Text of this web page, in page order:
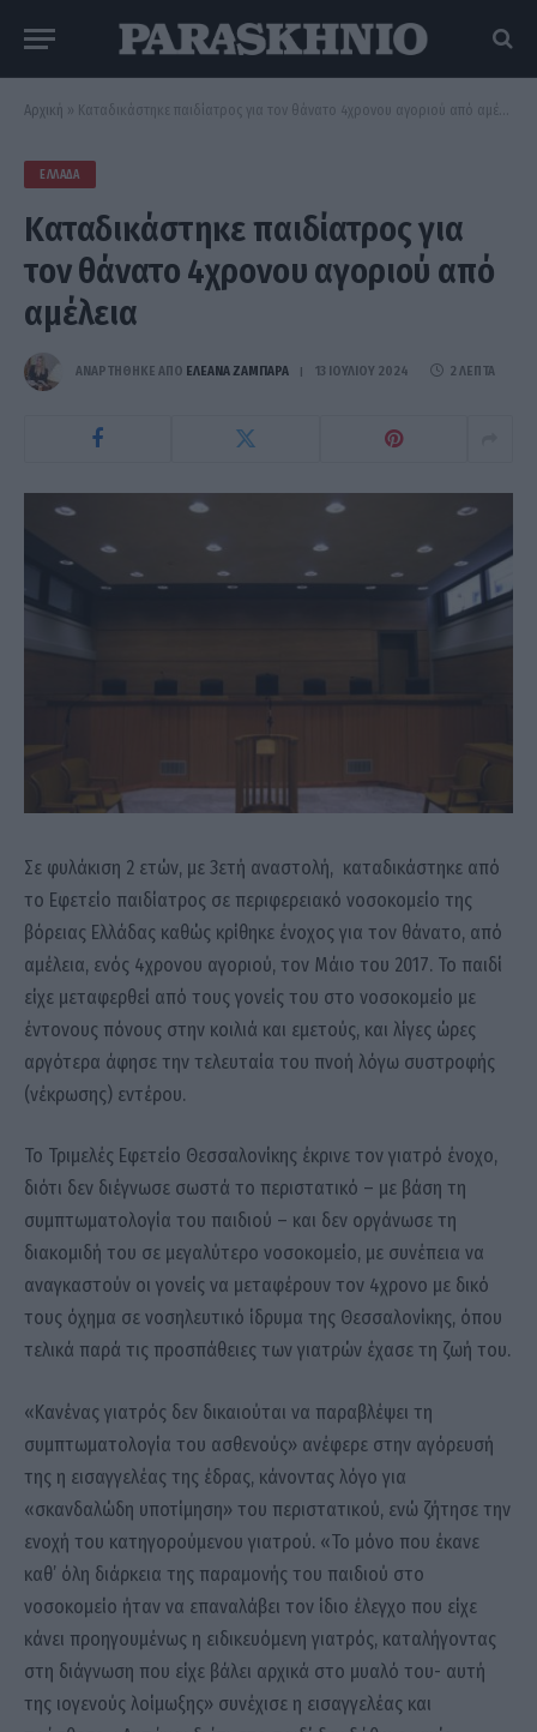
Αρχική » Καταδικάστηκε παιδίατρος για τον θάνατο 4χρονου αγοριού από αμέλεια
ΕΛΛΆΔΑ
Καταδικάστηκε παιδίατρος για
τον θάνατο 4χρονου αγοριού από
αμέλεια
ΑΝΑΡΤΗΘΗΚΕ ΑΠΟ ΕΛΕΑΝΑ ΖΑΜΠΑΡΑ 13 ΙΟΥΛΊΟΥ 2024 2 ΛΕΠΤΆ
Σε φυλάκιση 2 ετών, με 3ετή αναστολή, καταδικάστηκε από
το Εφετείο παιδίατρος σε περιφερειακό νοσοκομείο της
βόρειας Ελλάδας καθώς κρίθηκε ένοχος για τον θάνατο, από
αμέλεια, ενός 4χρονου αγοριού, τον Μάιο του 2017. Το παιδί
είχε μεταφερθεί από τους γονείς του στο νοσοκομείο με
έντονους πόνους στην κοιλιά και εμετούς, και λίγες ώρες
αργότερα άφησε την τελευταία του πνοή λόγω συστροφής
(νέκρωσης) εντέρου.
Το Τριμελές Εφετείο Θεσσαλονίκης έκρινε τον γιατρό ένοχο,
διότι δεν διέγνωσε σωστά το περιστατικό – με βάση τη
συμπτωματολογία του παιδιού – και δεν οργάνωσε τη
διακομιδή του σε μεγαλύτερο νοσοκομείο, με συνέπεια να
αναγκαστούν οι γονείς να μεταφέρουν τον 4χρονο με δικό
τους όχημα σε νοσηλευτικό ίδρυμα της Θεσσαλονίκης, όπου
τελικά παρά τις προσπάθειες των γιατρών έχασε τη ζωή του.
«Κανένας γιατρός δεν δικαιούται να παραβλέψει τη
συμπτωματολογία του ασθενούς» ανέφερε στην αγόρευσή
της η εισαγγελέας της έδρας, κάνοντας λόγο για
«σκανδαλώδη υποτίμηση» του περιστατικού, ενώ ζήτησε την
ενοχή του κατηγορούμενου γιατρού. «Το μόνο που έκανε
καθ’ όλη διάρκεια της παραμονής του παιδιού στο
νοσοκομείο ήταν να επαναλάβει τον ίδιο έλεγχο που είχε
κάνει προηγουμένως η ειδικευόμενη γιατρός, καταλήγοντας
στη διάγνωση που είχε βάλει αρχικά στο μυαλό του- αυτή
της ιογενούς λοίμωξης» συνέχισε η εισαγγελέας και